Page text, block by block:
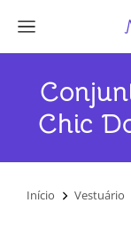
Chic
Você está aqui:
Início Vestuário